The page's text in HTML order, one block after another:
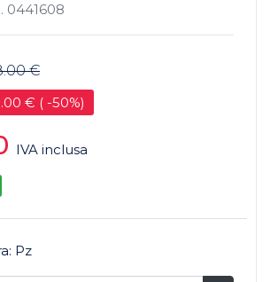
0441608
€
€ ( -50%)
IVA inclusa
Pz